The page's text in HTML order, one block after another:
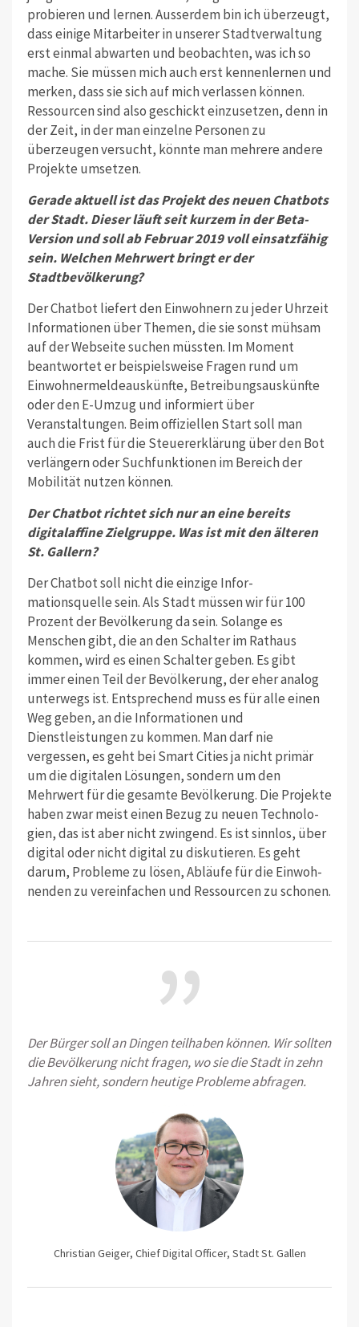
probieren und lernen. Ausserdem bin ich überzeugt,
dass einige Mitarbeiter in unserer Stadtverwaltung
erst einmal abwarten und beobachten, was ich so
mache. Sie müssen mich auch erst kennenlernen und
merken, dass sie sich auf mich verlassen können.
Ressour­cen sind also geschickt einzusetzen, denn in
der Zeit, in der man einzelne Per­sonen zu
überzeugen versucht, könnte man mehrere andere
Projekte umsetzen.
Gerade aktuell ist das Projekt des neuen Chatbots
der Stadt. Dieser läuft seit kurzem in der Beta-
Version und soll ab Februar 2019 voll einsatz­fähig
sein. Welchen Mehrwert bringt er der
Stadtbevölkerung?
Der Chatbot liefert den Einwohnern zu jeder Uhrzeit
Informationen über The­men, die sie sonst mühsam
auf der Webseite suchen müssten. Im Moment
beantwortet er beispielsweise Fragen rund um
Einwohnermeldeauskünfte, Be­treibungsauskünfte
oder den E-Umzug und informiert über
Veranstaltungen. Beim offiziellen Start soll man
auch die Frist für die Steuererklärung über den Bot
verlängern oder Suchfunktionen im Bereich der
Mobilität nutzen können.
Der Chatbot richtet sich nur an eine bereits
digitalaffine Zielgruppe. Was ist mit den älteren
St. Gallern?
Der Chatbot soll nicht die einzige Infor­
mationsquelle sein. Als Stadt müssen wir für 100
Prozent der Bevölkerung da sein. Solange es
Menschen gibt, die an den Schalter im Rathaus
kommen, wird es einen Schalter geben. Es gibt
immer einen Teil der Bevölkerung, der eher analog
unterwegs ist. Entsprechend muss es für alle einen
Weg geben, an die Informationen und
Dienstleistungen zu kommen. Man darf nie
vergessen, es geht bei Smart Cities ja nicht primär
um die digitalen Lösungen, sondern um den
Mehrwert für die gesamte Be­völkerung. Die Projekte
haben zwar meist einen Bezug zu neuen Technolo­
gien, das ist aber nicht zwingend. Es ist sinnlos, über
digital oder nicht digi­tal zu diskutieren. Es geht
darum, Prob­leme zu lösen, Abläufe für die Einwoh­
nenden zu vereinfachen und Ressourcen zu schonen.
”
Der Bürger soll an Dingen teilhaben können. Wir sollten
die Bevölkerung nicht fragen, wo sie die Stadt in zehn
Jahren sieht, sondern heutige Probleme abfra­gen.
Christian Geiger, Chief Digital Officer, Stadt St. Gallen